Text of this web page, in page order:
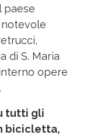
paese
di S. Maria
opere
tutti gli
bicicletta,